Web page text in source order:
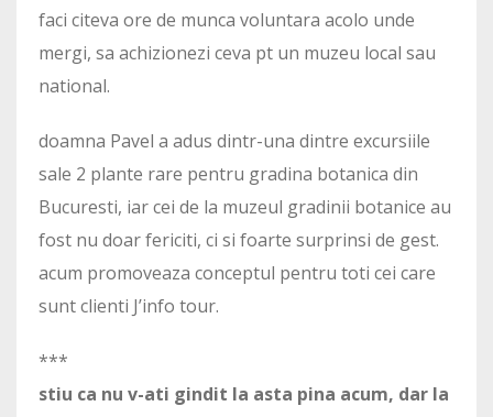
faci citeva ore de munca voluntara acolo unde
mergi, sa achizionezi ceva pt un muzeu local sau
national.
doamna Pavel a adus dintr-una dintre excursiile
sale 2 plante rare pentru gradina botanica din
Bucuresti, iar cei de la muzeul gradinii botanice au
fost nu doar fericiti, ci si foarte surprinsi de gest.
acum promoveaza conceptul pentru toti cei care
sunt clienti J’info tour.
***
stiu ca nu v-ati gindit la asta pina acum, dar la